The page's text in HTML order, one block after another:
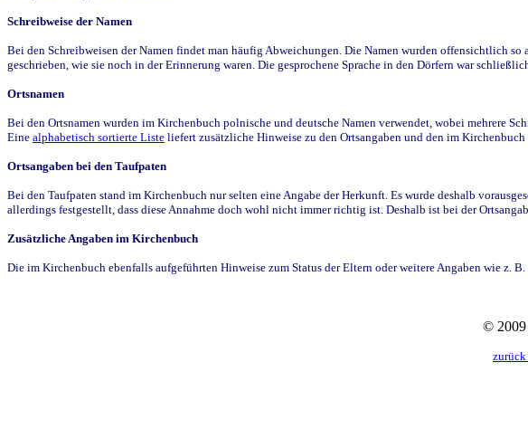
Schreibweise der Namen
Bei den Schreibweisen der Namen findet man häufig Abweichungen. Die Namen wurden offensichtlich
geschrieben, wie sie noch in der Erinnerung waren. Die gesprochene Sprache in den Dörfern war
Ortsnamen
Bei den Ortsnamen wurden im Kirchenbuch polnische und deutsche Namen verwendet, wobei mehrere
Eine alphabetisch sortierte Liste liefert zusätzliche Hinweise zu den Ortsangaben und den im Kirchenbuch
Ortsangaben bei den Taufpaten
Bei den Taufpaten stand im Kirchenbuch nur selten eine Angabe der Herkunft. Es wurde deshalb
allerdings festgestellt, dass diese Annahme doch wohl nicht immer richtig ist. Deshalb ist bei der
Zusätzliche Angaben im Kirchenbuch
Die im Kirchenbuch ebenfalls aufgeführten Hinweise zum Status der Eltern oder weitere Angaben wie z.
© 2009